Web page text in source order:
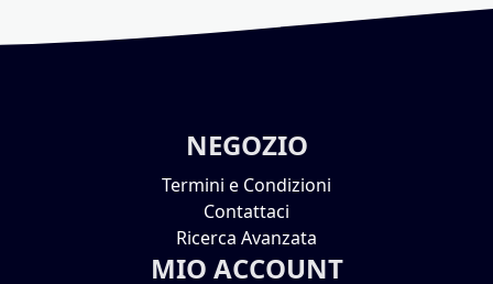
NEGOZIO
Termini e Condizioni
Contattaci
Ricerca Avanzata
MIO ACCOUNT